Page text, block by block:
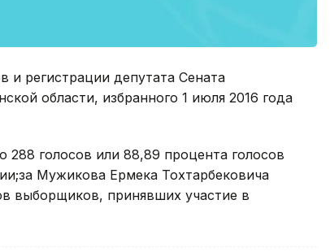
регистрации депутата Сената
области, избранного 1 июля 2016 года
голосов или 88,89 процента голосов
Мужикова Ермека Тохтарбековича
выборщиков, принявших участие в